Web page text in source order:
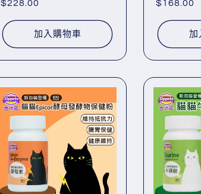
定
$228.00
加入購物車
定
$168.00
加